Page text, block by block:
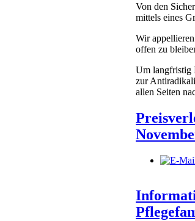
Von den
mittels eines
Wir
offen zu
Um langfristig
zur
allen Seiten